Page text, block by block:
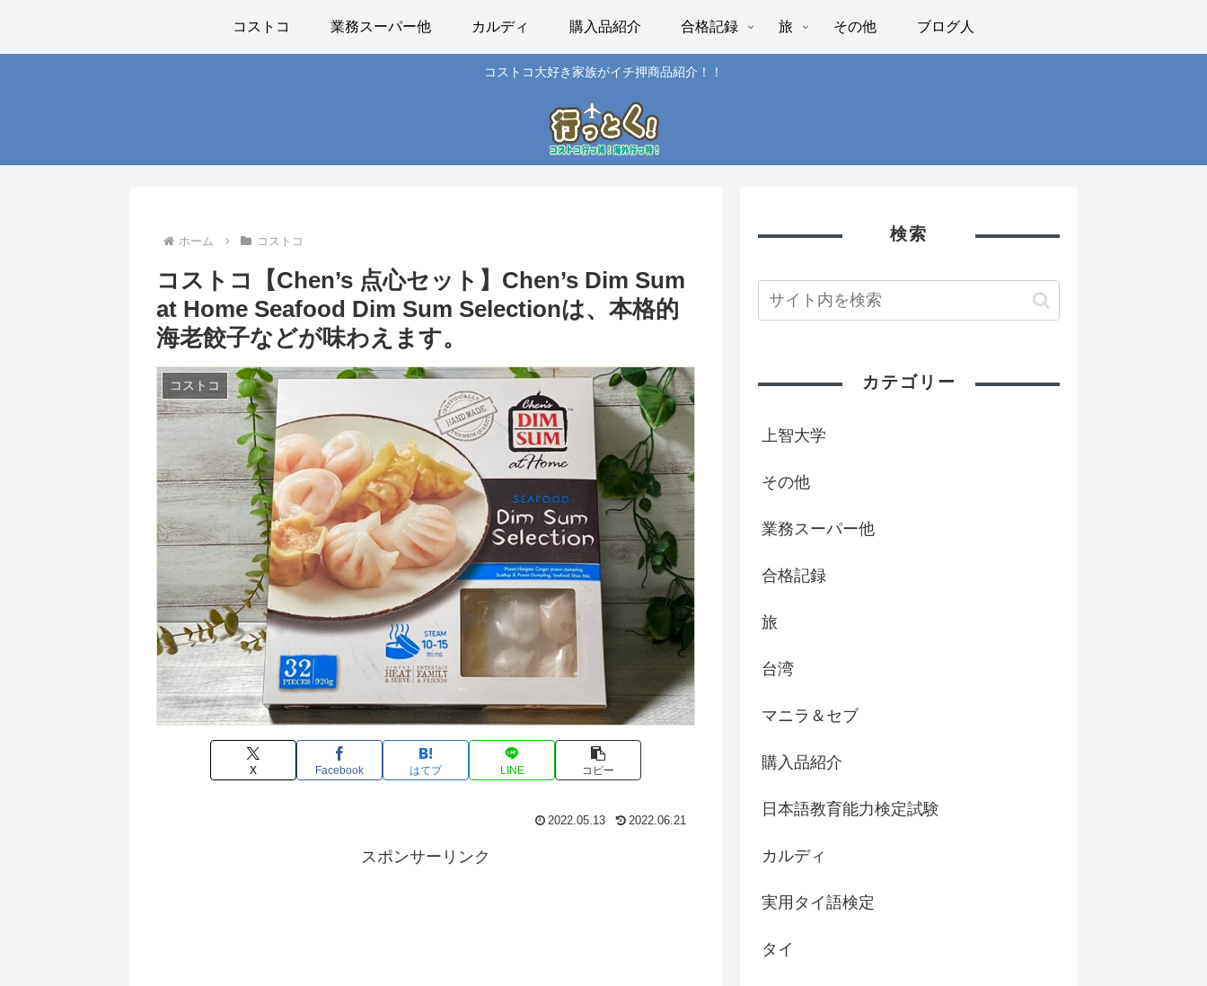
コストコ大好き家族がイチ押商品紹介！！
コストコ 業務スーパー他 カルディ 購入品紹介 合格記録 旅 その他 ブログ人
ホーム コストコ
コストコ【Chen’s 点心セット】Chen’s Dim Sum
at Home Seafood Dim Sum Selectionは、本格的
海老餃子などが味わえます。
コストコ
X Facebook はてブ LINE コピー
2022.05.13 2022.06.21
スポンサーリンク
検索
カテゴリー
上智大学
その他
業務スーパー他
合格記録
旅
台湾
マニラ＆セブ
購入品紹介
日本語教育能力検定試験
カルディ
実用タイ語検定
タイ